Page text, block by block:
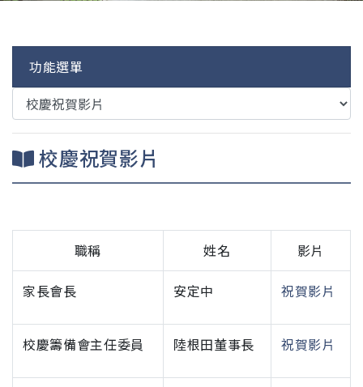
功能選單
校慶祝賀影片
職稱 姓名 影片
家長會長 安定中 祝賀影片
校慶籌備會主任委員 陸根田董事長 祝賀影片